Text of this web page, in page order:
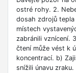
ostré rohy. 2.
dosah zdrojů tepla
místech
zabránili vznícení.
čtení může vést k
koncentrací. b)
snížili únavu